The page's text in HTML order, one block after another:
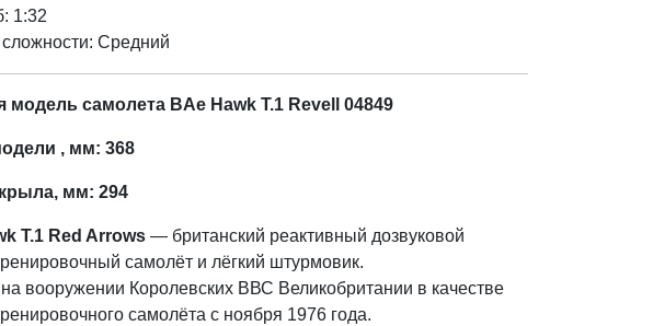
1:32
Cредний
модель самолета BAe Hawk T.1 Revell 04849
, мм: 368
мм: 294
T.1 Red Arrows — британский реактивный дозвуковой
самолёт и лёгкий штурмовик.
на вооружении Королевских ВВС Великобритании в качестве
самолёта с ноября 1976 года.